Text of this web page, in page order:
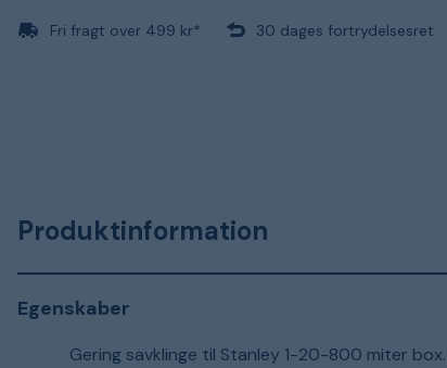
Fri fragt over 499 kr* 30 dages fortrydelsesret
Produktinformation
Egenskaber
Gering savklinge til Stanley 1-20-800 miter